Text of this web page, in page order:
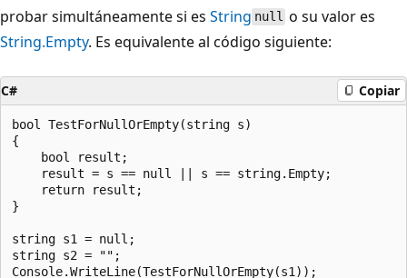
probar simultáneamente si es String null o su valor es
String.Empty. Es equivalente al código siguiente:
C# Copiar
bool TestForNullOrEmpty(string s)
{
    bool result;
    result = s == null || s == string.Empty;
    return result;
}
string s1 = null;
string s2 = "";
Console.WriteLine(TestForNullOrEmpty(s1));